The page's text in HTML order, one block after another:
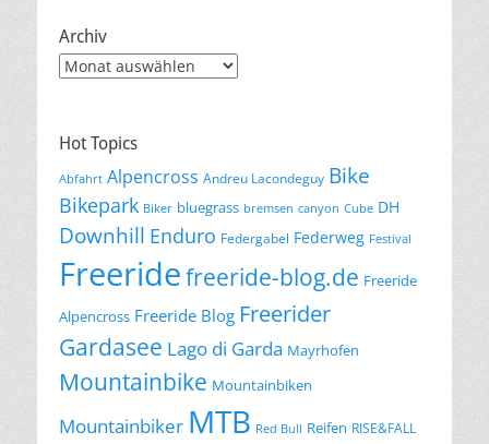
Archiv
Archiv
Hot Topics
Abfahrt Alpencross Andreu Lacondeguy Bike
Bikepark Biker bluegrass bremsen canyon Cube DH
Downhill Enduro Federgabel Federweg Festival
Freeridefreeride-blog.de Freeride
Alpencross Freeride Blog Freerider
Gardasee Lago di Garda Mayrhofen
Mountainbike Mountainbiken
Mountainbiker MTB Red Bull Reifen RISE&FALL